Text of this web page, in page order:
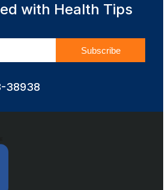
with Health Tips
Subscribe
38938